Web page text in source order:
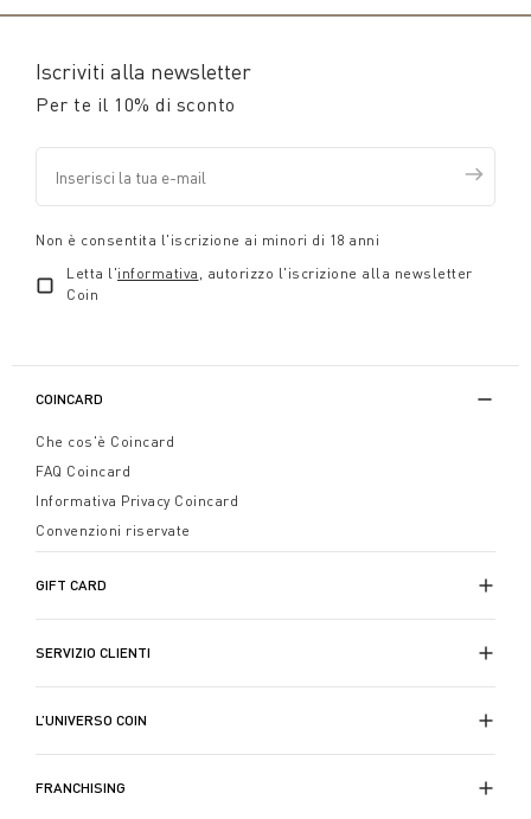
Iscriviti alla newsletter
Per te il 10% di sconto
Non è consentita l'iscrizione ai minori di 18 anni
Letta l'informativa , autorizzo l'iscrizione alla newsletter
Coin
COINCARD
Che cos'è Coincard
FAQ Coincard
Informativa Privacy Coincard
Convenzioni riservate
GIFT CARD
SERVIZIO CLIENTI
L’UNIVERSO COIN
FRANCHISING